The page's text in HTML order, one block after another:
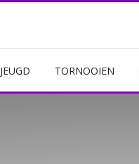
JEUGD TORNOOIEN